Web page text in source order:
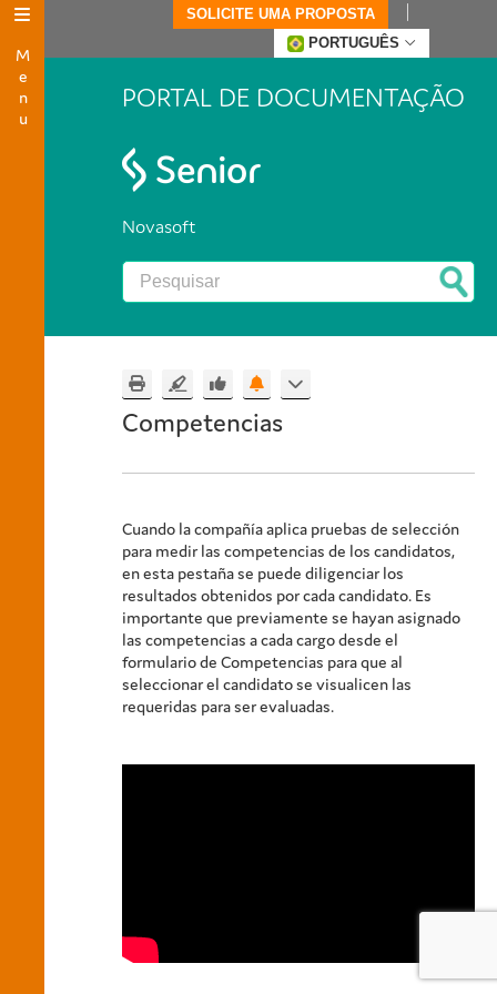
Menu
SOLICITE UMA PROPOSTA
PORTUGUÊS
PORTAL DE DOCUMENTAÇÃO
Novasoft
Competencias
Cuando la compañía aplica pruebas de selección
para medir las competencias de los candidatos,
en esta pestaña se puede diligenciar los
resultados obtenidos por cada candidato. Es
importante que previamente se hayan asignado
las competencias a cada cargo desde el
formulario de Competencias para que al
seleccionar el candidato se visualicen las
requeridas para ser evaluadas.